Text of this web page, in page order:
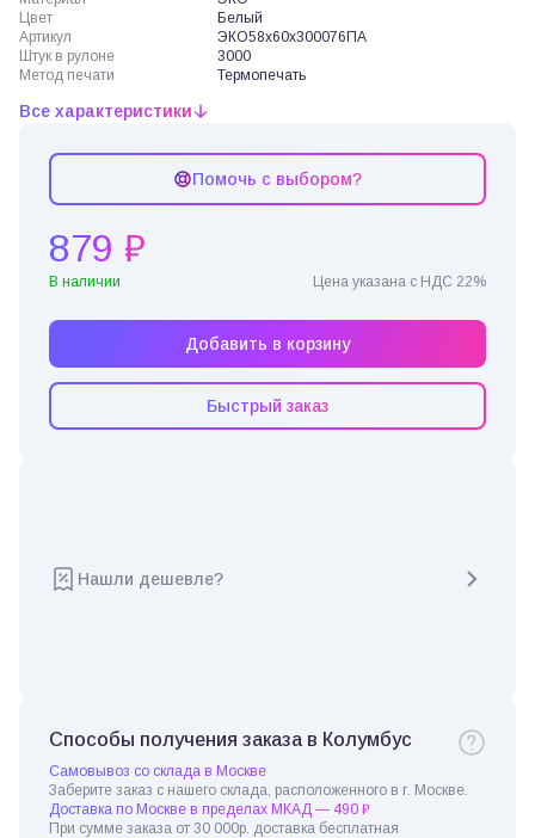
Цвет
Белый
Артикул
ЭКО58х60х300076ПА
Штук в рулоне
3000
Метод печати
Термопечать
Все характеристики
Помочь с выбором?
879 ₽
В наличии Цена указана с НДС 22%
Добавить в корзину
Быстрый заказ
Нашли дешевле?
Способы получения заказа в Колумбус
Самовывоз со склада в Москве
Заберите заказ с нашего склада, расположенного в г. Москве.
Доставка по Москве в пределах МКАД — 490 ₽
При сумме заказа от 30 000р. доставка бесплатная